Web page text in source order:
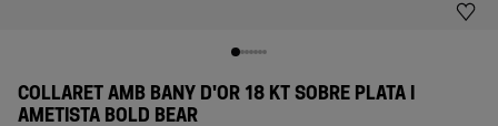
COLLARET AMB BANY D'OR 18 KT SOBRE PLATA I
AMETISTA BOLD BEAR